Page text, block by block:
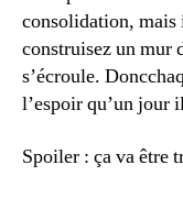
consolidation, mais
construisez un mur
s’écroule.
l’espoir qu’un jour
Spoiler : ça va être